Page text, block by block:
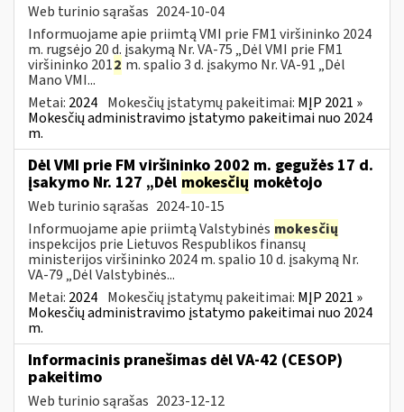
Web turinio sąrašas 2024-10-04
Informuojame apie priimtą VMI prie FM1 viršininko 2024
m. rugsėjo 20 d. įsakymą Nr. VA-75 „Dėl VMI prie FM1
viršininko 2012 m. spalio 3 d. įsakymo Nr. VA-91 „Dėl
Mano VMI...
Metai: 2024 Mokesčių įstatymų pakeitimai: MĮP 2021 »
Mokesčių administravimo įstatymo pakeitimai nuo 2024
m.
Dėl VMI prie FM viršininko 2002 m. gegužės 17 d.
įsakymo Nr. 127 „Dėl mokesčių mokėtojo
Web turinio sąrašas 2024-10-15
Informuojame apie priimtą Valstybinės mokesčių
inspekcijos prie Lietuvos Respublikos finansų
ministerijos viršininko 2024 m. spalio 10 d. įsakymą Nr.
VA-79 „Dėl Valstybinės...
Metai: 2024 Mokesčių įstatymų pakeitimai: MĮP 2021 »
Mokesčių administravimo įstatymo pakeitimai nuo 2024
m.
Informacinis pranešimas dėl VA-42 (CESOP)
pakeitimo
Web turinio sąrašas 2023-12-12